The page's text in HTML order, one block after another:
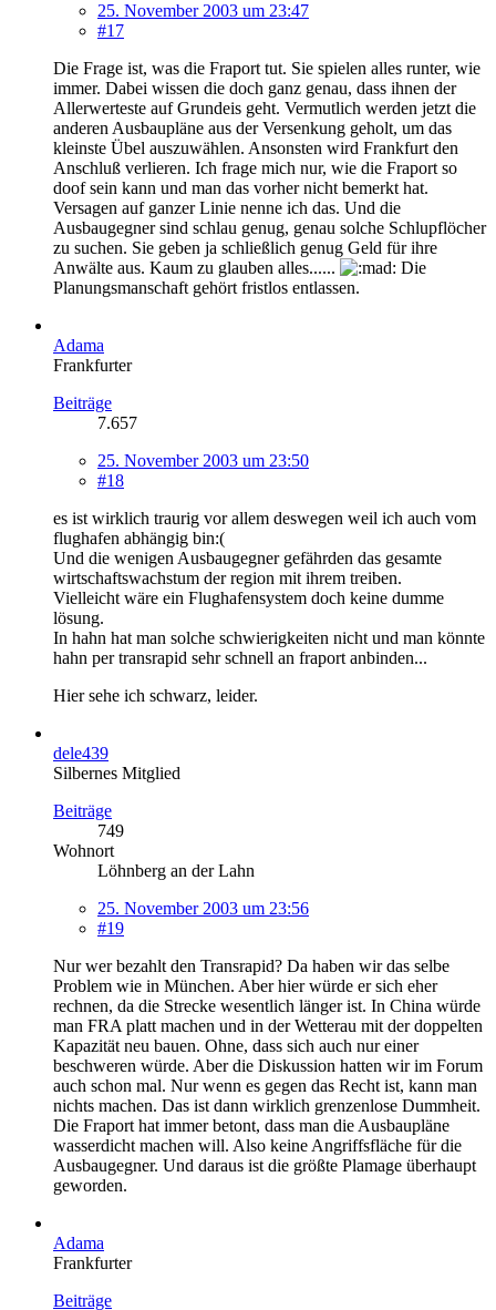
25. November 2003 um 23:47
#17
Die Frage ist, was die Fraport tut. Sie spielen alles runter, wie
immer. Dabei wissen die doch ganz genau, dass ihnen der
Allerwerteste auf Grundeis geht. Vermutlich werden jetzt die
anderen Ausbaupläne aus der Versenkung geholt, um das
kleinste Übel auszuwählen. Ansonsten wird Frankfurt den
Anschluß verlieren. Ich frage mich nur, wie die Fraport so
doof sein kann und man das vorher nicht bemerkt hat.
Versagen auf ganzer Linie nenne ich das. Und die
Ausbaugegner sind schlau genug, genau solche Schlupflöcher
zu suchen. Sie geben ja schließlich genug Geld für ihre
Anwälte aus. Kaum zu glauben alles......
Die
Planungsmanschaft gehört fristlos entlassen.
Adama
Frankfurter
Beiträge
7.657
25. November 2003 um 23:50
#18
es ist wirklich traurig vor allem deswegen weil ich auch vom
flughafen abhängig bin:(
Und die wenigen Ausbaugegner gefährden das gesamte
wirtschaftswachstum der region mit ihrem treiben.
Vielleicht wäre ein Flughafensystem doch keine dumme
lösung.
In hahn hat man solche schwierigkeiten nicht und man könnte
hahn per transrapid sehr schnell an fraport anbinden...
Hier sehe ich schwarz, leider.
dele439
Silbernes Mitglied
Beiträge
749
Wohnort
Löhnberg an der Lahn
25. November 2003 um 23:56
#19
Nur wer bezahlt den Transrapid? Da haben wir das selbe
Problem wie in München. Aber hier würde er sich eher
rechnen, da die Strecke wesentlich länger ist. In China würde
man FRA platt machen und in der Wetterau mit der doppelten
Kapazität neu bauen. Ohne, dass sich auch nur einer
beschweren würde. Aber die Diskussion hatten wir im Forum
auch schon mal. Nur wenn es gegen das Recht ist, kann man
nichts machen. Das ist dann wirklich grenzenlose Dummheit.
Die Fraport hat immer betont, dass man die Ausbaupläne
wasserdicht machen will. Also keine Angriffsfläche für die
Ausbaugegner. Und daraus ist die größte Plamage überhaupt
geworden.
Adama
Frankfurter
Beiträge